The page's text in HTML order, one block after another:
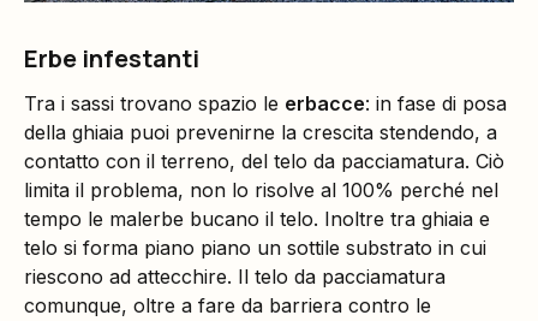
Erbe infestanti
Tra i sassi trovano spazio le erbacce: in fase di posa
della ghiaia puoi prevenirne la crescita stendendo, a
contatto con il terreno, del telo da pacciamatura. Ciò
limita il problema, non lo risolve al 100% perché nel
tempo le malerbe bucano il telo. Inoltre tra ghiaia e
telo si forma piano piano un sottile substrato in cui
riescono ad attecchire. Il telo da pacciamatura
comunque, oltre a fare da barriera contro le